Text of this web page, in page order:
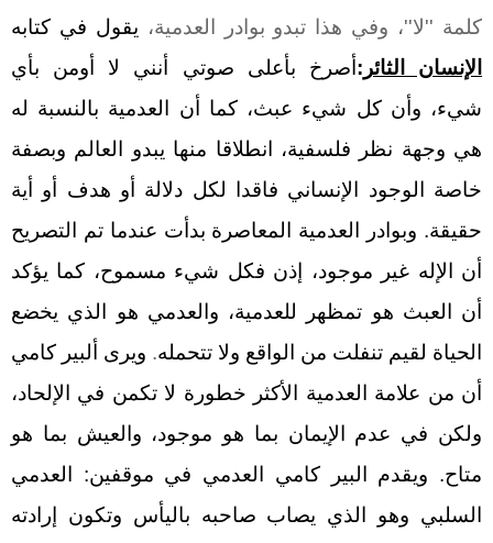
كلمة ''لا''، وفي هذا تبدو بوادر العدمية، يقول في كتابه
الإنسان الثائر : أصرخ بأعلى صوتي أنني لا أومن بأي
شيء، وأن كل شيء عبث، كما أن العدمية بالنسبة له
هي وجهة نظر فلسفية، انطلاقا منها يبدو العالم وبصفة
خاصة الوجود الإنساني فاقدا لكل دلالة أو هدف أو أية
حقيقة. وبوادر العدمية المعاصرة بدأت عندما تم التصريح
أن الإله غير موجود، إذن فكل شيء مسموح، كما يؤكد
أن العبث هو تمظهر للعدمية، والعدمي هو الذي يخضع
الحياة لقيم تنفلت من الواقع ولا تتحمله. ويرى ألبير كامي
أن من علامة العدمية الأكثر خطورة لا تكمن في الإلحاد،
ولكن في عدم الإيمان بما هو موجود، والعيش بما هو
متاح. ويقدم البير كامي العدمي في موقفين: العدمي
السلبي وهو الذي يصاب صاحبه باليأس وتكون إرادته